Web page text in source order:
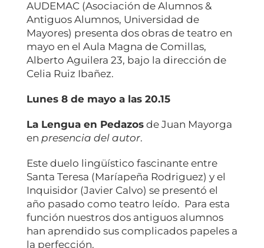
AUDEMAC (Asociación de Alumnos &
Antiguos Alumnos, Universidad de
Mayores) presenta dos obras de teatro en
mayo en el Aula Magna de Comillas,
Alberto Aguilera 23, bajo la dirección de
Celia Ruiz Ibañez.
Lunes 8 de mayo a las 20.15
La Lengua en Pedazosde Juan Mayorga
en presencia del autor.
Este duelo lingüístico fascinante entre
Santa Teresa (Maríapeña Rodriguez) y el
Inquisidor (Javier Calvo) se presentó el
año pasado como teatro leído. Para esta
función nuestros dos antiguos alumnos
han aprendido sus complicados papeles a
la perfección.